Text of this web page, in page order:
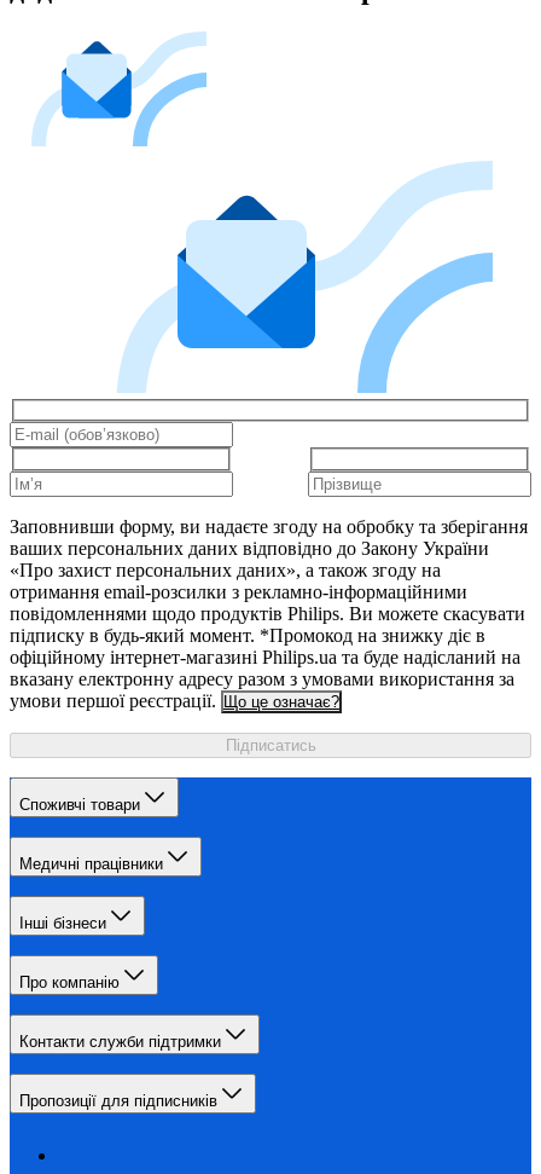
Заповнивши форму, ви надаєте згоду на обробку та зберігання
ваших персональних даних відповідно до Закону України
«Про захист персональних даних», а також згоду на
отримання email-розсилки з рекламно-інформаційними
повідомленнями щодо продуктів Philips. Ви можете скасувати
підписку в будь-який момент. *Промокод на знижку діє в
офіційному інтернет-магазині Philips.ua та буде надісланий на
вказану електронну адресу разом з умовами використання за
умови першої реєстрації. Що це означає?
Підписатись
Споживчі товари
Медичні працівники
Інші бізнеси
Про компанію
Контакти служби підтримки
Пропозиції для підписників